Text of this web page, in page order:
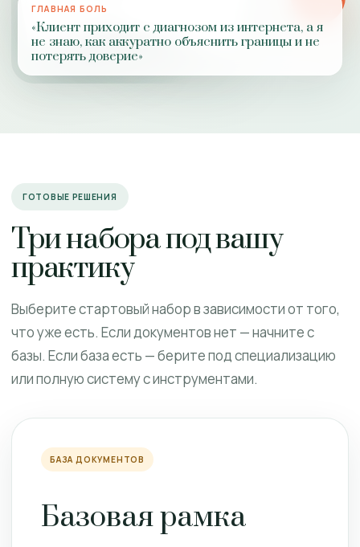
ГЛАВНАЯ БОЛЬ
«Клиент приходит с диагнозом из интернета, а я
не знаю, как аккуратно объяснить границы и не
потерять доверие»
ГОТОВЫЕ РЕШЕНИЯ
Три набора под вашу
практику
Выберите стартовый набор в зависимости от того,
что уже есть. Если документов нет — начните с
базы. Если база есть — берите под специализацию
или полную систему с инструментами.
БАЗА ДОКУМЕНТОВ
Базовая рамка